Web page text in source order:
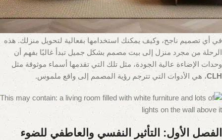
الأولى للانتقال من مجرد “تأثيث” مساحة إلى “تصميمها” بالفعل.
في هذا الدليل الشامل، سنستكشف بعمق لماذا تعتبر الإضاءة حجر الزاوية
في أي تصميم ناجح، وكيف يمكنك استخدامها بفعالية لتحويل منزلك. هذه
الرحلة من مجرد منزل إلى بيت مصمم بشكل جميل تبدأ غالبًا بفهم أن
وحدات الإضاءة عالية الجودة، مثل تلك التي تقدمها أسماء موثوقة مثل
CLH، هي الأدوات التي تترجم رؤية المصمم إلى واقع ملموس.
الفصل الأول: التأثير النفسي والعاطفي للضوء